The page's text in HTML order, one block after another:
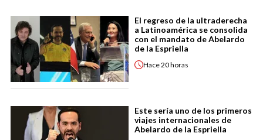
El regreso de la ultraderecha
a Latinoamérica se consolida
con el mandato de Abelardo
de la Espriella
Hace20 horas
Este sería uno de los primeros
viajes internacionales de
Abelardo de la Espriella